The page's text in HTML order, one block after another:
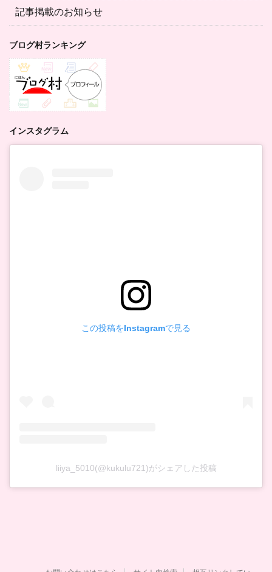
記事掲載のお知らせ
ブログ村ランキング
インスタグラム
この投稿をInstagramで見る
liiya_5010(@kukulu721)がシェアした投稿